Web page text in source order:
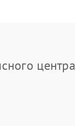
центра